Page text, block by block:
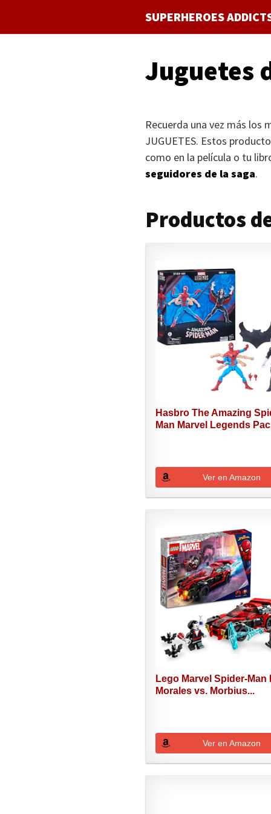
contenido
SUPERHEROES
Juguetes
Recuerda una vez más
JUGUETES. Estos
como en la película o tu
seguidores de la saga.
Productos
Hasbro The Amazing
Man Marvel Legends
Ver en Amazon
Lego Marvel Spider-Man
Morales vs. Morbius...
Ver en Amazon